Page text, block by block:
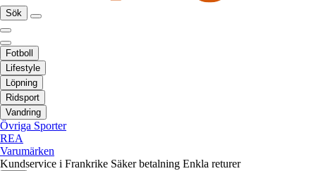
Sök
Fotboll
Lifestyle
Löpning
Ridsport
Vandring
Övriga Sporter
REA
Varumärken
Kundservice i Frankrike Säker betalning Enkla returer